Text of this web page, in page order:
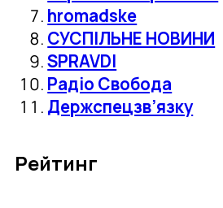
hromadske
СУСПІЛЬНЕ НОВИНИ
SPRAVDI
Радіо Свобода
Держспецзв’язку
Рейтинг